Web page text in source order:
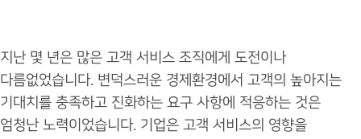
지난 몇 년은 많은 고객 서비스 조직에게 도전이나
다름없었습니다. 변덕스러운 경제환경에서 고객의 높아지는
기대치를 충족하고 진화하는 요구 사항에 적응하는 것은
엄청난 노력이었습니다. 기업은 고객 서비스의 영향을